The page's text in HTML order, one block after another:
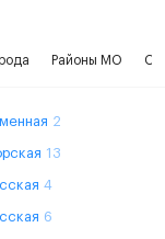
Районы МО
2
13
4
6